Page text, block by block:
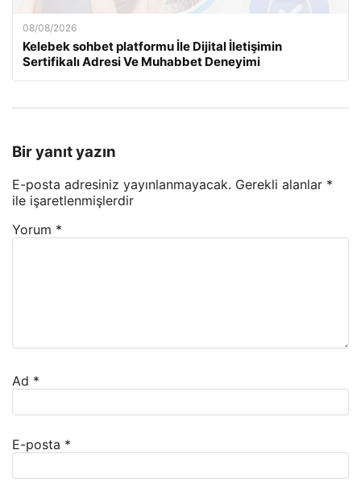
08/08/2026
Kelebek sohbet platformu İle Dijital İletişimin
Sertifikalı Adresi Ve Muhabbet Deneyimi
Bir yanıt yazın
E-posta adresiniz yayınlanmayacak. Gerekli alanlar *
ile işaretlenmişlerdir
Yorum *
Ad *
E-posta *